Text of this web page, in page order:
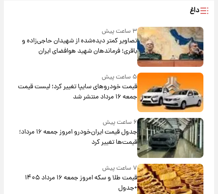
داغ
۳ ساعت پیش
تصاویر کمتر دیده‌شده از شهیدان حاجی‌زاده و
باقری؛ فرماندهان شهید هوافضای ایران
۵ ساعت پیش
قیمت خودروهای سایپا تغییر کرد؛ لیست قیمت
جمعه ۱۶ مرداد منتشر شد
۶ ساعت پیش
جدول قیمت ایران‌خودرو امروز جمعه ۱۶ مرداد؛
قیمت‌ها تغییر کرد
۷ ساعت پیش
قیمت طلا و سکه امروز جمعه ۱۶ مرداد ۱۴۰۵
+جدول